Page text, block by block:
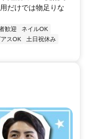
だけでは物足りな
歓迎
ネイルOK
アスOK
土日祝休み